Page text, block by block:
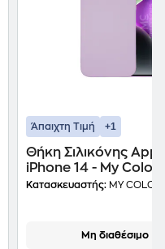
Άπαιχτη Τιμή +1
Θήκη Σιλικόνης
iPhone 14 - My
Βιολετί
Κατασκευαστής: MY
Μη διαθέσιμο